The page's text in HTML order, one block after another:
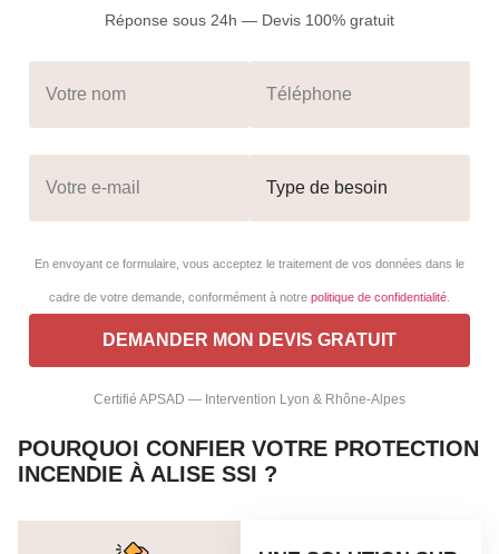
Réponse sous 24h — Devis 100% gratuit
En envoyant ce formulaire, vous acceptez le traitement de vos données dans le
cadre de votre demande, conformément à notre politique de confidentialité
Certifié APSAD — Intervention Lyon & Rhône-Alpes
POURQUOI CONFIER VOTRE PROTECTION
INCENDIE À ALISE SSI ?